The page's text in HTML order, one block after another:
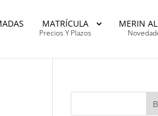
MATRÍCULA
Precios Y Plazos
MERIN